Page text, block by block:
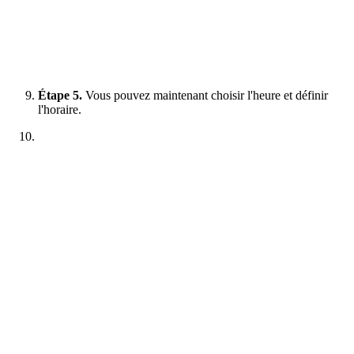
Étape 5. Vous pouvez maintenant choisir l'heure et définir
l'horaire.